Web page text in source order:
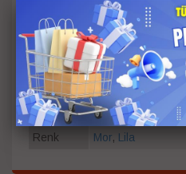
Çizgi
Kumaş DokumasıPamuk
Yastık Kılıfı Adedi1 Adet
Ebatlar
160 x 220
Tipi
Tek Kişilik
Kişi Bilgisi
Çocuk Nevresim
Renk
Mor, Lila